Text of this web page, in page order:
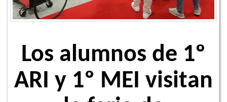
Los alumnos de 1º
ARI y 1º MEI visitan